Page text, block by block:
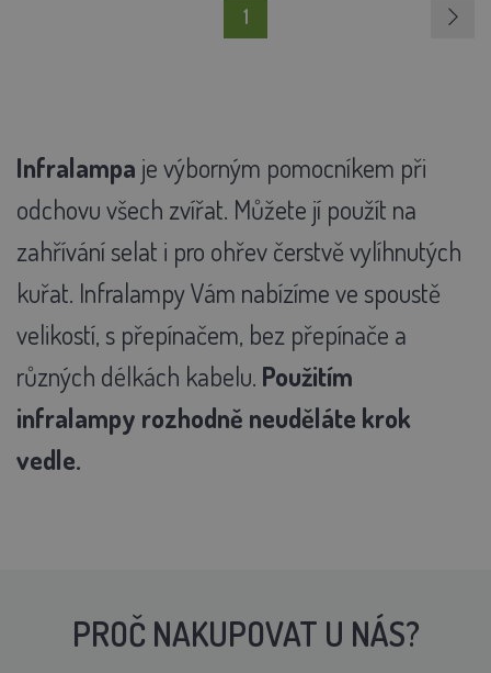
1
Infralampa je výborným pomocníkem při
odchovu všech zvířat. Můžete jí použít na
zahřívání selat i pro ohřev čerstvě vylíhnutých
kuřat. Infralampy Vám nabízíme ve spoustě
velikostí, s přepínačem, bez přepínače a
různých délkách kabelu. Použitím
infralampy rozhodně neuděláte krok
vedle.
PROČ NAKUPOVAT U NÁS?